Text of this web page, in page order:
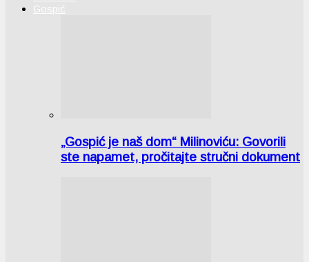
Gospić
„Gospić je naš dom“ Milinoviću: Govorili
ste napamet, pročitajte stručni dokument